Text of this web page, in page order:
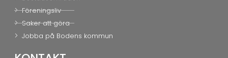
Föreningsliv
Saker att göra
Jobba på Bodens kommun